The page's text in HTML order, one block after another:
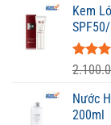
Kem
Được
5 sao
Nước
200ml